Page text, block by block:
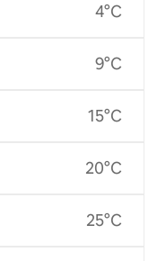
4°C
9°C
15°C
20°C
25°C